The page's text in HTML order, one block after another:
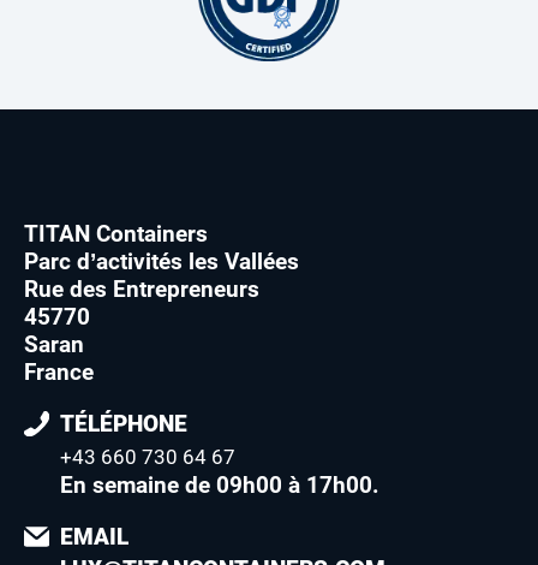
TITAN Containers
Parc d’activités les Vallées
Rue des Entrepreneurs
45770
Saran
France
TÉLÉPHONE
+43 660 730 64 67
En semaine de 09h00 à 17h00.
EMAIL